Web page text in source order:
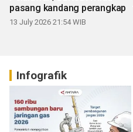
pasang kandang perangkap
13 July 2026 21:54 WIB
Infografik